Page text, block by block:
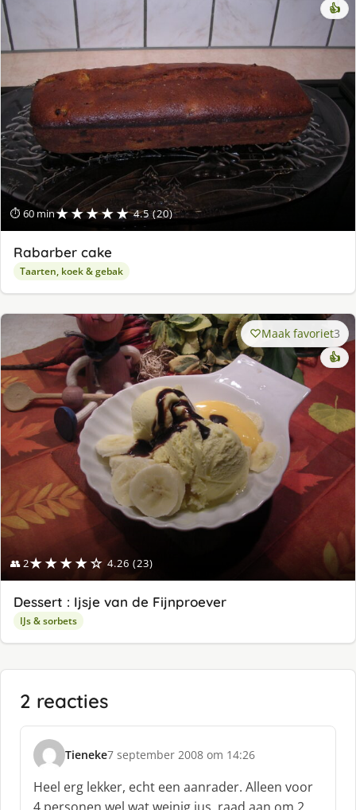
⏱ 60 min★★★★★ 4.5 (20)
👍
Rabarber cake
Taarten, koek & gebak
👥 2★★★★☆ 4.26 (23)
Maak favoriet3
👍
Dessert : Ijsje van de Fijnproever
IJs & sorbets
2 reacties
Tieneke
s
c
h
7 september 2008 om 14:26
Heel erg lekker, echt een aanrader. Alleen voor
4 personen wel wat weinig jus, raad aan om 2